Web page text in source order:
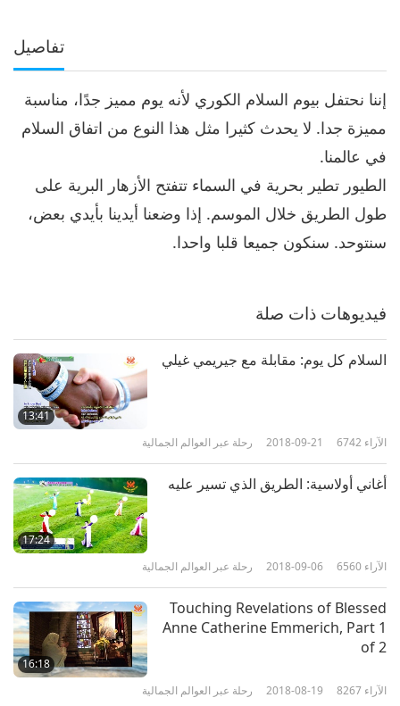
تفاصيل
إننا نحتفل بيوم السلام الكوري لأنه يوم مميز جدًا، مناسبة
مميزة جدا. لا يحدث كثيرا مثل هذا النوع من اتفاق السلام
في عالمنا.
الطيور تطير بحرية في السماء تتفتح الأزهار البرية على
طول الطريق خلال الموسم. إذا وضعنا أيدينا بأيدي بعض،
سنتوحد. سنكون جميعا قلبا واحدا.
فيديوهات ذات صلة
13:41
السلام كل يوم: مقابلة مع جيريمي غيلي
رحلة عبر العوالم الجمالية 2018-09-21 6742 الآراء
17:24
أغاني أولاسية: الطريق الذي تسير عليه
رحلة عبر العوالم الجمالية 2018-09-06 6560 الآراء
16:18
Touching Revelations of Blessed
Anne Catherine Emmerich, Part 1
of 2
رحلة عبر العوالم الجمالية 2018-08-19 8267 الآراء